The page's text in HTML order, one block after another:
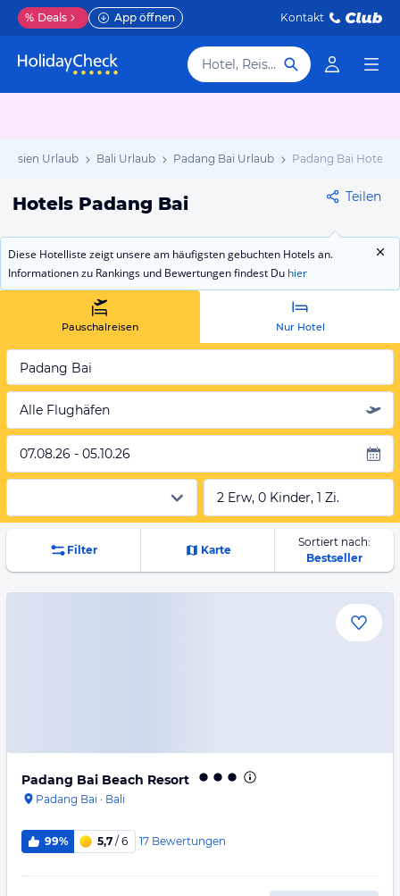
% Deals App öffnen Kontakt
Hotel, Reiseziel
Urlaub Bali Urlaub Padang Bai Urlaub Padang Bai Hotels
Hotels Padang Bai Teilen
Diese Hotelliste zeigt unsere am häufigsten gebuchten Hotels an.
Informationen zu Rankings und Bewertungen findest Du hier
Pauschalreisen Nur Hotel
Padang Bai
Alle Flughäfen
07.08.26 - 05.10.26
2 Erw, 0 Kinder, 1 Zi.
Filter Karte
Sortiert nach:
Bestseller
Padang Bai Beach Resort
Padang Bai · Bali
99% 5,7 / 6 17 Bewertungen